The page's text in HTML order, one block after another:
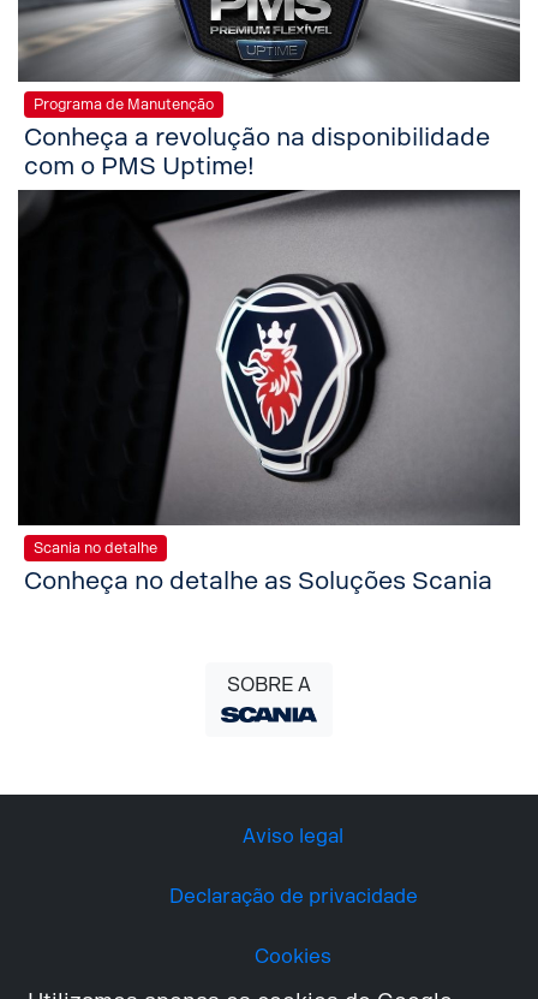
Programa de Manutenção
Conheça a revolução na disponibilidade
com o PMS Uptime!
Scania no detalhe
Conheça no detalhe as Soluções Scania
SOBRE A
Aviso legal
Declaração de privacidade
Cookies